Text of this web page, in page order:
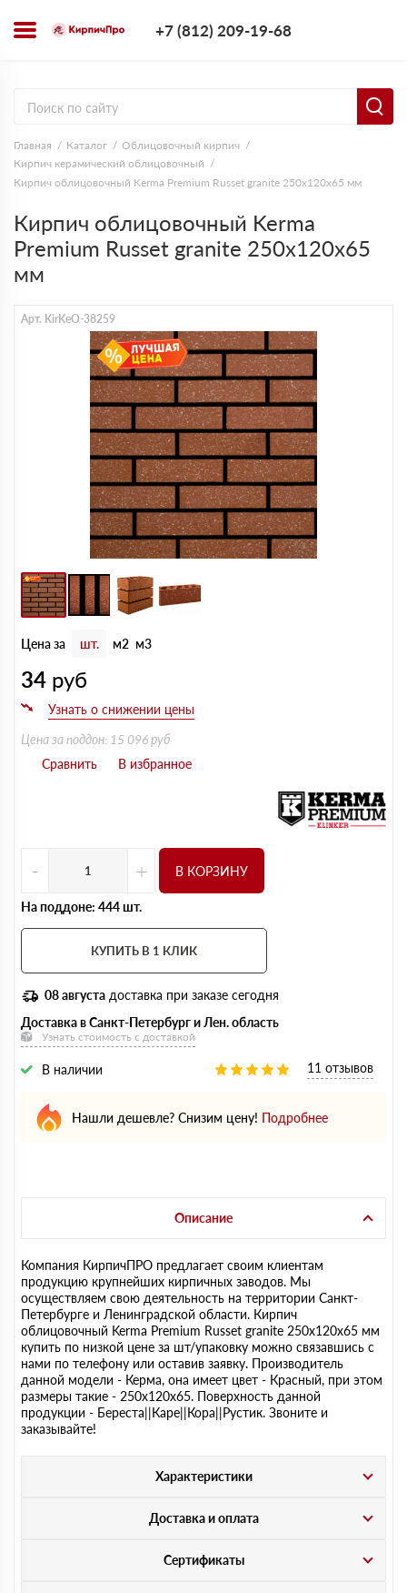
+7 (812) 209-19-68
Главная Каталог
Облицовочный кирпич
Кирпич керамический облицовочный
Кирпич облицовочный Kerma Premium Russet granite 250х120х65 мм
Кирпич облицовочный Kerma
Premium Russet granite 250х120х65
мм
Арт. KirKeO-38259
Цена за шт. м2 м3
34 руб
Цена за поддон: 15 096 руб
- + В КОРЗИНУ
На поддоне: 444 шт.
КУПИТЬ В 1 КЛИК
08 августа доставка при заказе сегодня
Доставка в Санкт-Петербург и Лен. область
Узнать стоимость с доставкой
В наличии 11 отзывов
Нашли дешевле? Снизим цену! Подробнее
Описание
Компания КирпичПРО предлагает своим клиентам
продукцию крупнейших кирпичных заводов. Мы
осуществляем свою деятельность на территории Санкт-
Петербурге и Ленинградской области. Кирпич
облицовочный Kerma Premium Russet granite 250х120х65 мм
купить по низкой цене за шт/упаковку можно связавшись с
нами по телефону или оставив заявку. Производитель
данной модели - Керма, она имеет цвет - Красный, при этом
размеры такие - 250х120х65. Поверхность данной
продукции - Береста||Каре||Кора||Рустик. Звоните и
заказывайте!
Характеристики
Доставка и оплата
Сертификаты